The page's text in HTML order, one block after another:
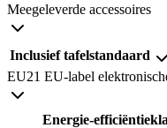
Meegeleverde accessoires
Inclusief tafelstandaard
EU21 EU-label
Energie-